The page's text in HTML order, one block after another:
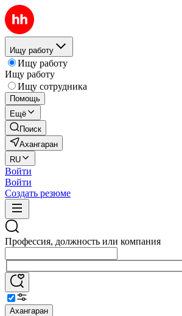
Ищу работу
Ищу работу
Ищу работу
Ищу сотрудника
Помощь
Ещё
Поиск
Ахангаран
RU
Войти
Войти
Создать резюме
Профессия, должность или компания
Ахангаран